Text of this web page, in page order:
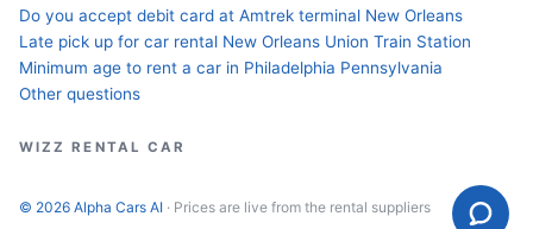
Do you accept debit card at Amtrek terminal New Orleans
Late pick up for car rental New Orleans Union Train Station
Minimum age to rent a car in Philadelphia Pennsylvania
Other questions
WIZZ RENTAL CAR
© 2026 Alpha Cars AI · Prices are live from the rental suppliers